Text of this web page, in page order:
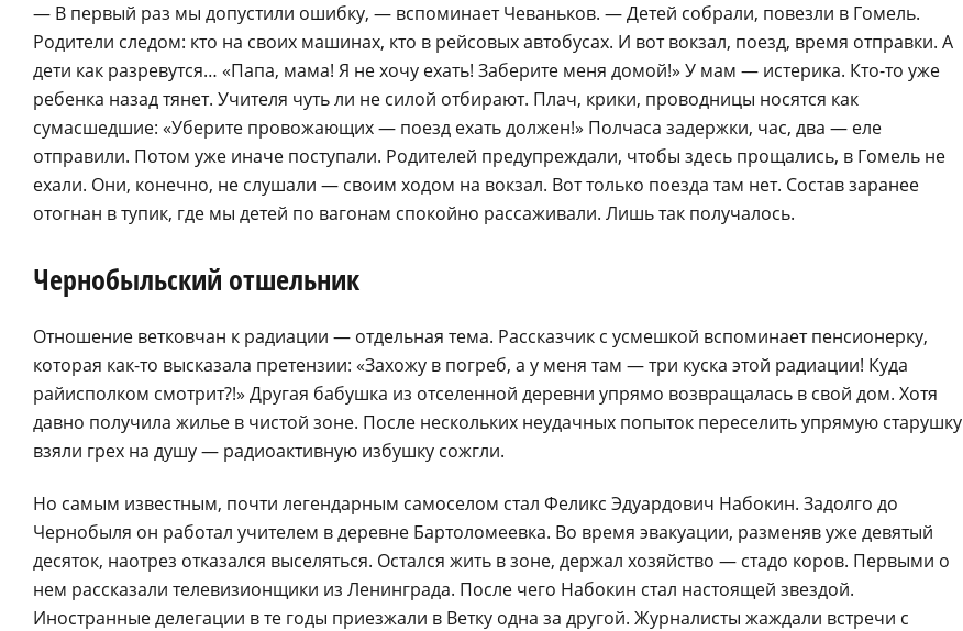
— В первый раз мы допустили ошибку, — вспоминает Чеваньков. — Детей собрали, повезли в Гомель.
Родители следом: кто на своих машинах, кто в рейсовых автобусах. И вот вокзал, поезд, время отправки. А
дети как разревутся… «Папа, мама! Я не хочу ехать! Заберите меня домой!» У мам — истерика. Кто-то уже
ребенка назад тянет. Учителя чуть ли не силой отбирают. Плач, крики, проводницы носятся как
сумасшедшие: «Уберите провожающих — поезд ехать должен!» Полчаса задержки, час, два — еле
отправили. Потом уже иначе поступали. Родителей предупреждали, чтобы здесь прощались, в Гомель не
ехали. Они, конечно, не слушали — своим ходом на вокзал. Вот только поезда там нет. Состав заранее
отогнан в тупик, где мы детей по вагонам спокойно рассаживали. Лишь так получалось.
Чернобыльский отшельник
Отношение ветковчан к радиации — отдельная тема. Рассказчик с усмешкой вспоминает пенсионерку,
которая как-то высказала претензии: «Захожу в погреб, а у меня там — три куска этой радиации! Куда
райисполком смотрит?!» Другая бабушка из отселенной деревни упрямо возвращалась в свой дом. Хотя
давно получила жилье в чистой зоне. После нескольких неудачных попыток переселить упрямую старушку
взяли грех на душу — радиоактивную избушку сожгли.
Но самым известным, почти легендарным самоселом стал Феликс Эдуардович Набокин. Задолго до
Чернобыля он работал учителем в деревне Бартоломеевка. Во время эвакуации, разменяв уже девятый
десяток, наотрез отказался выселяться. Остался жить в зоне, держал хозяйство — стадо коров. Первыми о
нем рассказали телевизионщики из Ленинграда. После чего Набокин стал настоящей звездой.
Иностранные делегации в те годы приезжали в Ветку одна за другой. Журналисты жаждали встречи с